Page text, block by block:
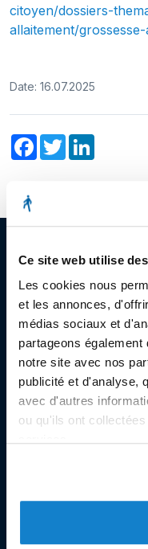
Ce site web utilise
Les cookies nous
et les annonces,
médias sociaux et
partageons
notre site avec nos
publicité et d'analyse,
avec d'autres
ou qu'ils ont
citoyen/dossiers-
allaitement/
Date: 16.07.2025
Facebook
Twitter
© Copyright 2023
Siège Social et